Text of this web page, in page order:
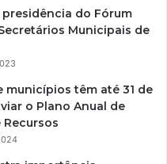
presidência do Fórum
Municipais de
municípios têm até 31 de
o Plano Anual de